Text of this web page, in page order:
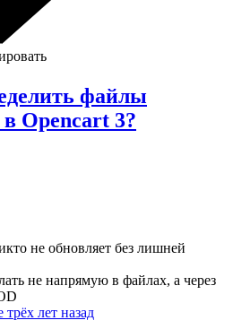
файлы
Opencart 3?
не обновляет без лишней
не напрямую в файлах, а через
трёх лет назад